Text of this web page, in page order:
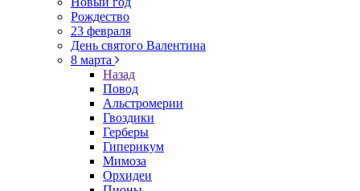
Рождество
23 февраля
День святого Валентина
8 марта
Назад
Повод
Альстромерии
Гвоздики
Герберы
Гиперикум
Мимоза
Орхидеи